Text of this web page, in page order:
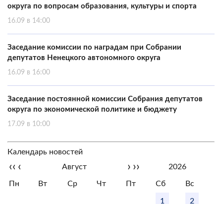
округа по вопросам образования, культуры и спорта
16.09 в 14:00
Заседание комиссии по наградам при Собрании
депутатов Ненецкого автономного округа
16.09 в 16:00
Заседание постоянной комиссии Собрания депутатов
округа по экономической политике и бюджету
17.09 в 10:00
Календарь новостей
‹‹ ‹ Август › ›› 2026
Пн Вт Ср Чт Пт Сб Вс
1 2